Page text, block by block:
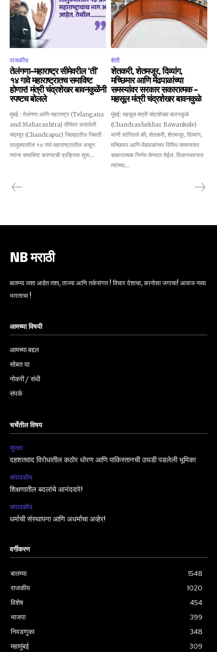
6,300
Fans
32,111
Followers Followers
राजकीय
तेलंगणा-महाराष्ट्र सीमेवरील ‘ती’
१४ गावे महाराष्ट्रातच समाविष्ट
होणार! मंत्री चंद्रशेखर बावनकुळेंनी
स्पष्टच बोलले
मुंबई : तेलंगणा आणि महाराष्ट्र (Telangana
and Maharashtra) सीमेवर असलेली
चंद्रपूर (Chandrapur) जिल्ह्यातील जिवती
तालुक्यातील १४ गावे महाराष्ट्रातील असून
त्यांना समाविष्ट करण्याची प्रक्रिया सुरू...
शेती
शेतकरी, शेतमजूर, दिव्यांग,
मच्छिमार आणि मेंढपाळांच्या
समस्यांवर सरकार सकारात्मक –
महसूल मंत्री चंद्रशेखर बावनकुळे
मुंबई: महसूल मंत्री चंद्रशेखर बावनकुळे
(Chandrashekhar Bawankule)
यांनी सांगितले की, शेतकरी, शेतमजूर, दिव्यांग,
मच्छिमार आणि मेंढपाळांच्या विविध समस्यांवर
सकारात्मक निर्णय घेण्यात येईल. विधानभवनात
त्यांच्या...
NB मराठी
बातम्या जशा आहेत तशा, ताज्या आणि तर्कसंगत ! विचार देशाचा, कानोसा जगाचा! आवाज नव्या
भारताचा !
आमच्या विषयी
आमच्या बद्दल
सोबत या
नोकरी / संधी
संपर्क
चर्चेतील विषय
सुरक्षा
दहशतवाद विरोधातील कठोर धोरण आणि पाकिस्तानची उघडी पडलेली भूमिका
संपादकीय
शिक्षणातील बदलांचे आनंदवारे!
संपादकीय
धर्माची संस्थापना आणि अधर्माचा अव्हेर!
वर्गीकरण
बातम्या
1548
राजकीय
1020
विशेष
454
भाजपा
399
निवडणुका
348
महामुंबई
309